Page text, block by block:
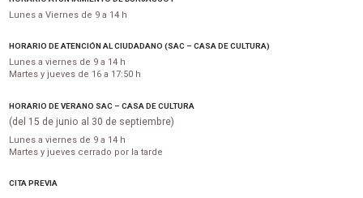
Lunes a Viernes de 9 a 14 h
HORARIO DE ATENCIÓN AL CIUDADANO (SAC – CASA DE CULTURA)
Lunes a viernes de 9 a 14 h
Martes y jueves de 16 a 17:50 h
HORARIO DE VERANO SAC – CASA DE CULTURA
(del 15 de junio al 30 de septiembre)
Lunes a viernes de 9 a 14 h
Martes y jueves cerrado por la tarde
CITA PREVIA